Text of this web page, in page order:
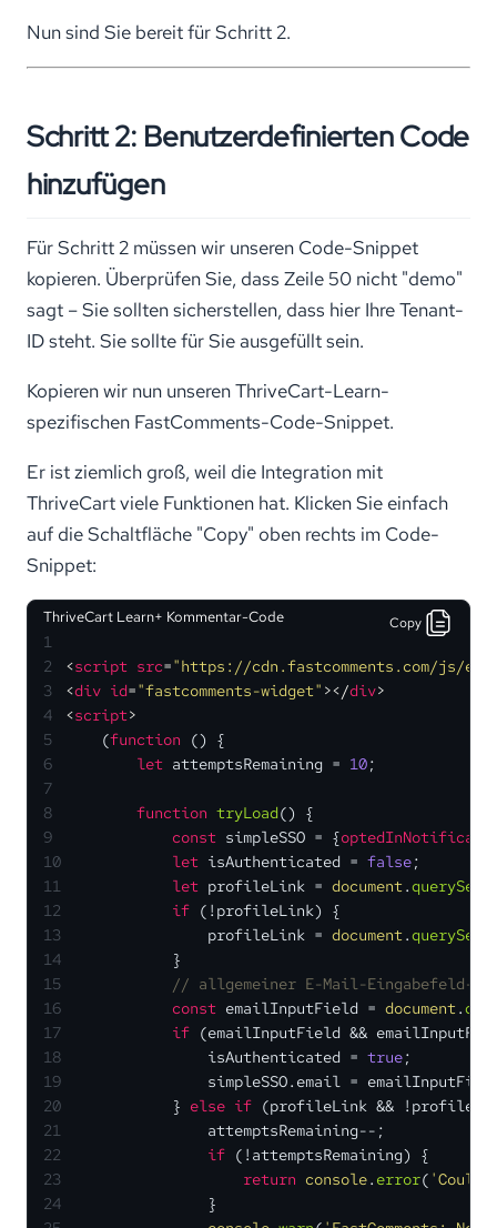
Nun sind Sie bereit für Schritt 2.
Schritt 2: Benutzerdefinierten Code
hinzufügen
Für Schritt 2 müssen wir unseren Code-Snippet
kopieren. Überprüfen Sie, dass Zeile 50 nicht "demo"
sagt – Sie sollten sicherstellen, dass hier Ihre Tenant-
ID steht. Sie sollte für Sie ausgefüllt sein.
Kopieren wir nun unseren ThriveCart-Learn-
spezifischen FastComments-Code-Snippet.
Er ist ziemlich groß, weil die Integration mit
ThriveCart viele Funktionen hat. Klicken Sie einfach
auf die Schaltfläche "Copy" oben rechts im Code-
Snippet:
ThriveCart Learn+ Kommentar-Code Copy
1
2
<script src="https://cdn.fastcomments.com/js/
3
<div id="fastcomments-widget" ></div>
4
<script>
5
    (
function () {
6
let attemptsRemaining = 10;
7
8
function tryLoad() {
9
const simpleSSO = {
10
let isAuthenticated = false;
11
let profileLink = document .
12
if (!profileLink) {
13
                profileLink =
document .
14
            }
15
// allgemeiner E-Mail-Eingabefeld-
16
const emailInputField = document .
17
if (emailInputField &&
18
                isAuthenticated =
true;
19
                simpleSSO.
email =
20
            }
else if (profileLink &&
21
                attemptsRemaining--;
22
if (!attemptsRemaining) {
23
return console. error( 'Could
24
                }